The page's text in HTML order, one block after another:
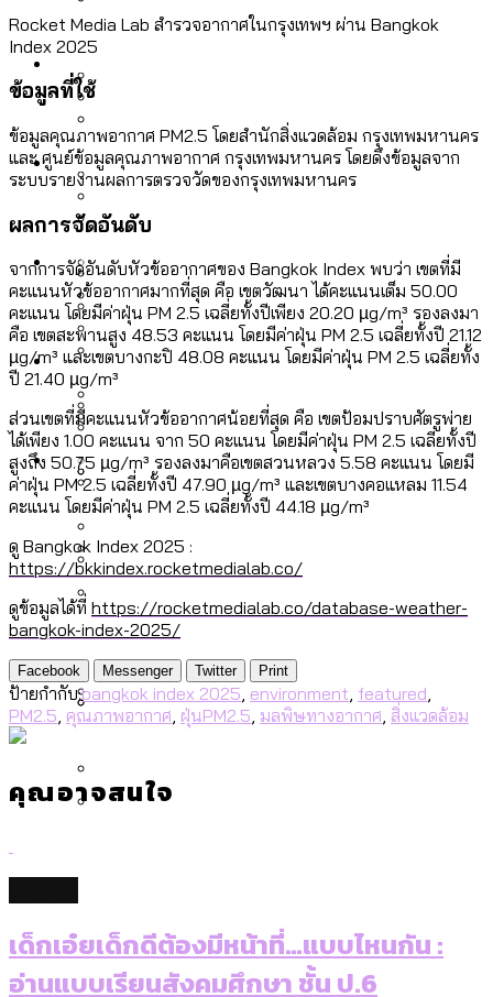
เมื่อแยกท่องเที่ยวออกจากกีฬา กระทรวง
สมุดจดการบ้าน ส.ก. 2569 : แต่ละเขตมี
ปัญหาอะไรที่ ส.ก. ต้องทำการบ้าน
Vote62 ขอบคุณประชาชนที่ร่วม
สังเกตการณ์การเลือกตั้งชวนคุยกันถึงบท
เรียนที่เราได้รับจากเลือกตั้ง กรุงเทพฯ –
พัทยา
กทม. มีอำนาจแค่ไหน ในการแก้ปัญหาให้คน
ที่อาศัยอยู่ในกรุงเทพฯ
ลัดวงจรมากที่สุด
สวนสาธารณะและพื้นที่สีเขียวใน กทม. เพิ่ม
ขึ้นและเข้าถึงได้มากน้อยแค่ไหน
ขยะมูลฝอย 2568 [ข้อมูลดิบ]
ขยะของคน กทม. ที่ยังถูกนำไปทิ้งที่
ฉะเชิงเทรา นครปฐม และล่าสุดที่กาญจนบุรี
งบระบายน้ำ-ป้องกันน้ำท่วม 4 ปี (2566-
2569) ของ กทม. ในยุคชัชชาติ ลงเขตไหน
ประเทศไหนทำได้บ้าง?
สำรวจ Hate Speech ที่ถูกผลิตซ้ำผ่าน
วิดีโอ AI ในช่วงความขัดแย้งไทย-กัมพูชา
[ข้อมูลดิบ]
ความเกลียดชังที่ขายได้ : สำรวจ Hate
Speech ที่ถูกผลิตซ้ำผ่านวิดีโอ AI ในช่วง
ความขัดแย้งไทย-กัมพูชา
กรุงเทพฯ เมืองคอนเสิร์ต : สำรวจ
คอนเสิร์ตและแฟนมีตติ้งในไทยจำนวน 526
งาน ตั้งแต่ปี 2023-2024
ลักษณ์แบบไหนสู่สายตาโลก
Economy
เมกะโปรเจ็กต์ของ กทม. ในช่วงที่มีการใช้
งบคาบเกี่ยวในยุคชัชชาติ มีอะไร ใช้งบแค่
ไหน
ค่าฝุ่นในกรุงเทพฯ 2025 เทียบกับจำนวน
ควันบุหรี่ที่เข้าปอด [ข้อมูลดิบ]
สำรวจเศรษฐกิจในกรุงเทพฯ ผ่าน
Bangkok Index 2025
สำรวจงบประมาณรายเขตในกรุงเทพฯ
ผ่าน Bangkok Index 2025
กรุงเทพฯ ผ่าน Bangkok Index 2025
Future
สำรวจสังคมผู้สูงอายุไทย : 6 จังหวัดเป็น
สังคมสูงวัยระดับสุดยอด และ 64 จังหวัดที่
ตายมากกว่าเกิด
กรุงเทพฯ เมืองสังคมผู้สูงอายุ [ข้อมูลดิบ]
กรุงเทพฯ เมืองสังคมผู้สูงอายุ : 36 เขตมี
คนตายมากกว่าคนเกิด 18 เขตเป็นสังคมผู้
สูงอายุระดับสุดยอด
Database
สังคมผู้สูงอายุไทย [ข้อมูลดิบ]
สำรวจเหตุไฟไหม้ในกรุงเทพฯ 2568
[ข้อมูลดิบ]
คำนำหน้านามและกฎหมายสมรสเท่าเทียม
[ข้อมูลดิบ]
Project
Bangkok Index
Bangkok Index 2022
DEMO Thailand
About Us
Rocket Media Lab สำรวจอากาศในกรุงเทพฯ ผ่าน Bangkok
Index 2025
ข้อมูลที่ใช้
ข้อมูลคุณภาพอากาศ PM2.5 โดยสำนักสิ่งแวดล้อม กรุงเทพมหานคร
และ ศูนย์ข้อมูลคุณภาพอากาศ กรุงเทพมหานคร โดยดึงข้อมูลจาก
ระบบรายงานผลการตรวจวัดของกรุงเทพมหานคร
ผลการจัดอันดับ
จากการจัดอันดับหัวข้ออากาศของ Bangkok Index พบว่า เขตที่มี
คะแนนหัวข้ออากาศมากที่สุด คือ เขตวัฒนา ได้คะแนนเต็ม 50.00
คะแนน โดยมีค่าฝุ่น PM 2.5 เฉลี่ยทั้งปีเพียง 20.20 µg/m³ รองลงมา
คือ เขตสะพานสูง 48.53 คะแนน โดยมีค่าฝุ่น PM 2.5 เฉลี่ยทั้งปี 21.12
µg/m³ และเขตบางกะปิ 48.08 คะแนน โดยมีค่าฝุ่น PM 2.5 เฉลี่ยทั้ง
ปี 21.40 µg/m³
ส่วนเขตที่มีคะแนนหัวข้ออากาศน้อยที่สุด คือ เขตป้อมปราบศัตรูพ่าย
ได้เพียง 1.00 คะแนน จาก 50 คะแนน โดยมีค่าฝุ่น PM 2.5 เฉลี่ยทั้งปี
สูงถึง 50.75 µg/m³ รองลงมาคือเขตสวนหลวง 5.58 คะแนน โดยมี
ค่าฝุ่น PM 2.5 เฉลี่ยทั้งปี 47.90 µg/m³ และเขตบางคอแหลม 11.54
คะแนน โดยมีค่าฝุ่น PM 2.5 เฉลี่ยทั้งปี 44.18 µg/m³
ดู Bangkok Index 2025 :
https://bkkindex.rocketmedialab.co/
ดูข้อมูลได้ที่ https://rocketmedialab.co/database-weather-
bangkok-index-2025/
Facebook Messenger Twitter Print
ป้ายกำกับ:bangkok index 2025, environment, featured,
PM2.5, คุณภาพอากาศ, ฝุ่นPM2.5, มลพิษทางอากาศ, สิ่งแวดล้อม
คุณอาจสนใจ
เด็กเอ๋ยเด็กดีต้องมีหน้าที่…แบบไหนกัน :
อ่านแบบเรียนสังคมศึกษา ชั้น ป.6